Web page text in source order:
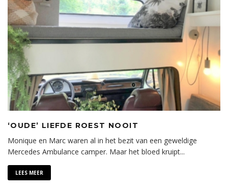
‘OUDE’ LIEFDE ROEST NOOIT
Monique en Marc waren al in het bezit van een geweldige
Mercedes Ambulance camper. Maar het bloed kruipt...
LEES MEER